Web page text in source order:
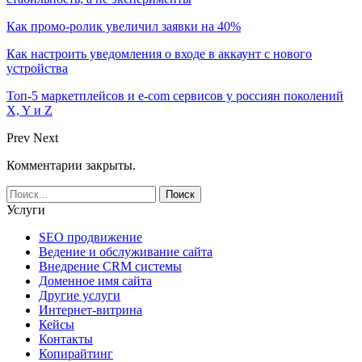
Как промо-ролик увеличил заявки на 40%
Как настроить уведомления о входе в аккаунт с нового
устройства
Топ-5 маркетплейсов и e-com сервисов у россиян поколений
X, Y и Z
Prev Next
Комментарии закрыты.
Услуги
SEO продвижение
Ведение и обслуживание сайта
Внедрение CRM системы
Доменное имя сайта
Другие услуги
Интернет-витрина
Кейсы
Контакты
Копирайтинг